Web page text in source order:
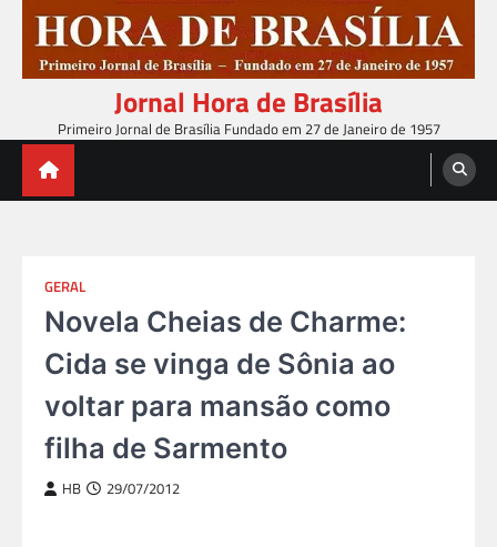
content
Jornal Hora de Brasília
Primeiro Jornal de Brasília Fundado em 27 de Janeiro de 1957
GERAL
Novela Cheias de Charme:
Cida se vinga de Sônia ao
voltar para mansão como
filha de Sarmento
HB 29/07/2012